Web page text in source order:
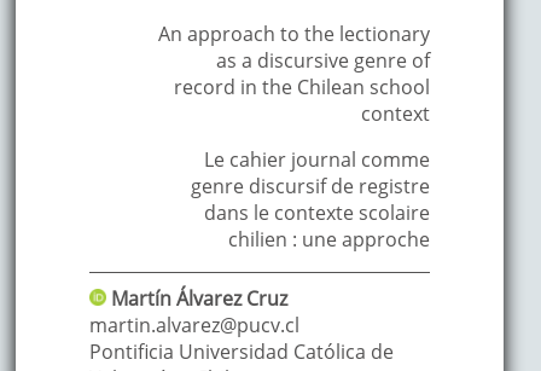
An approach to the lectionary
as a discursive genre of
record in the Chilean school
context
Le cahier journal comme
genre discursif de registre
dans le contexte scolaire
chilien : une approche
MartínÁlvarez Cruz
martin.alvarez@pucv.cl
Pontificia Universidad Católica de